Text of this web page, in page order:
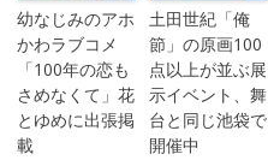
幼なじみのアホ
かわラブコメ
「100年の恋も
さめなくて」花
とゆめに出張掲
載
土田世紀「俺
節」の原画100
点以上が並ぶ展
示イベント、舞
台と同じ池袋で
開催中